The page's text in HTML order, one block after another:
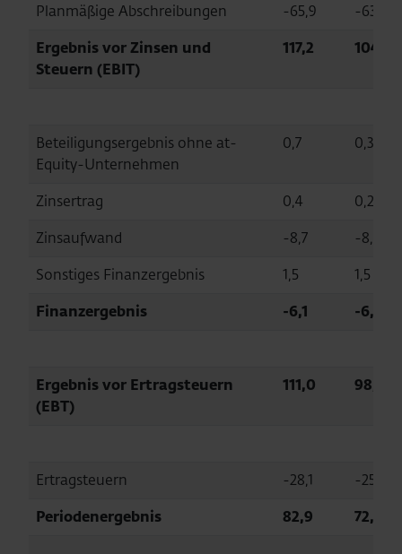
Planmäßige Abschreibungen -65,9
-63,1
Ergebnis vor Zinsen und
Steuern (EBIT)
117,2 104,5
Beteiligungsergebnis ohne at-
Equity-Unternehmen
0,7 0,3
Zinsertrag 0,4
0,2
Zinsaufwand
-8,7
-8,3
Sonstiges Finanzergebnis
1,5
1,5
Finanzergebnis
-6,1 -6,3
Ergebnis vor Ertragsteuern
(EBT)
111,0 98,2
Ertragsteuern -28,1
-25,9
Periodenergebnis
82,9 72,4